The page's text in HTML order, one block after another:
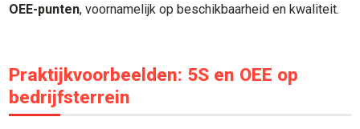
OEE-punten, voornamelijk op beschikbaarheid en kwaliteit.
Praktijkvoorbeelden: 5S en OEE op
bedrijfsterrein